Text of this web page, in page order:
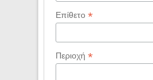
Επίθετο *
Περιοχή *